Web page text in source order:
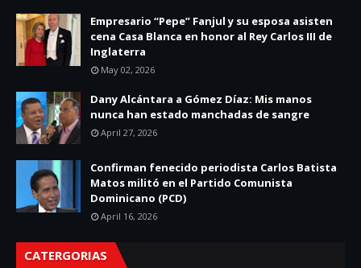
Empresario “Pepe” Fanjul y su esposa asisten
cena Casa Blanca en honor al Rey Carlos III de
Inglaterra
May 02, 2026
Dany Alcántara a Gómez Díaz: Mis manos
nunca han estado manchadas de sangre
April 27, 2026
Confirman fenecido periodista Carlos Batista
Matos militó en el Partido Comunista
Dominicano (PCD)
April 16, 2026
CATERGORIAS